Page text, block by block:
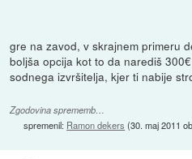
gre na zavod, v skrajnem primeru
boljša opcija kot to da narediš
sodnega izvršitelja, kjer ti nabije
Zgodovina sprememb…
spremenil: Ramon dekers (30. maj 2011